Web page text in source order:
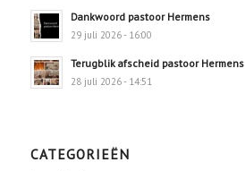
Dankwoord pastoor Hermens
29 juli 2026 - 16:00
Terugblik afscheid pastoor Hermens
28 juli 2026 - 14:51
CATEGORIEËN